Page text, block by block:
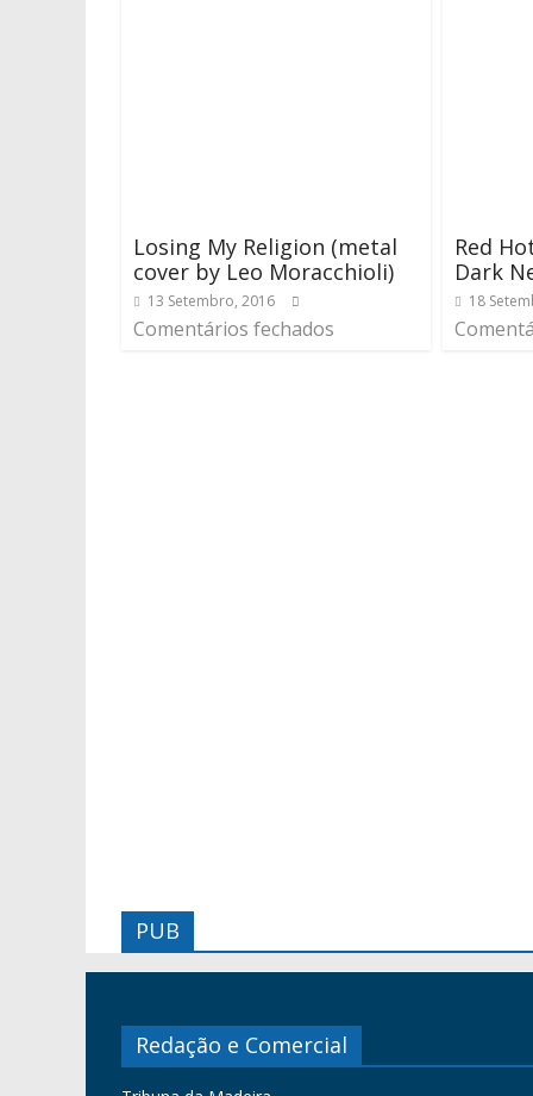
Losing My Religion (metal
cover by Leo Moracchioli)
13 Setembro, 2016
Comentários fechados
Red
Dark
18
PUB
Redação e Comercial